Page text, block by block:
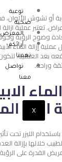
توعية
صحية
المعرض
آرائكم
تهمنا
تواصل
معنا
X
أو تشوش الألوان،
تعتبر عملية
وضوح الرؤية
إزالة الماء
بعد العملية،
وراحة.
باستخدام الليزر
الطبيب خلالها بإزالة
القدرة على